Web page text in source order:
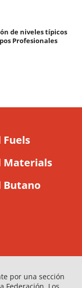
de niveles típicos
Profesionales
Fuels
Materials
Butano
por una sección